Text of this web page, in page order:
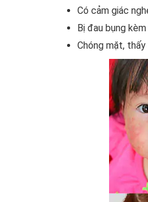
Có cảm giác
Bị đau bụng
Chóng mặt,